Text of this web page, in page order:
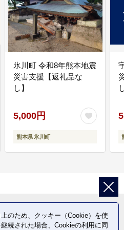
氷川町 令和8年熊本地震
災害支援【返礼品な
し】
5,000円
熊本県 氷川町
のため、クッキー（Cookie）を使
続された場合、Cookieの利用に同